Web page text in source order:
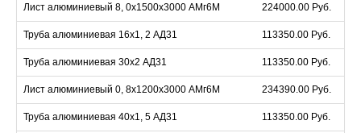
Лист алюминиевый 8, 0х1500х3000 АМг6М 224000.00 Руб.
Труба алюминиевая 16х1, 2 АД31 113350.00 Руб.
Труба алюминиевая 30х2 АД31 113350.00 Руб.
Лист алюминиевый 0, 8х1200х3000 АМг6М 234390.00 Руб.
Труба алюминиевая 40х1, 5 АД31 113350.00 Руб.